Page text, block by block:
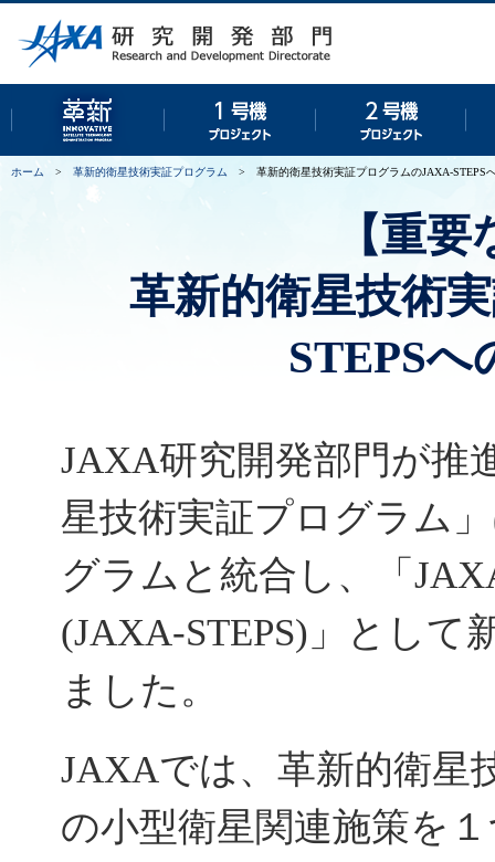
ホーム > 革新的衛星技術実証プログラム > 革新的衛星技術実証プログラムのJAXA-STEPS
【重
革新的衛星技術
STEPS
JAXA研究開発部門が推
星技術実証プログラム
グラムと統合し、「
(JAXA-STEPS)」とし
ました。
JAXAでは、革新的衛星
の小型衛星関連施策を